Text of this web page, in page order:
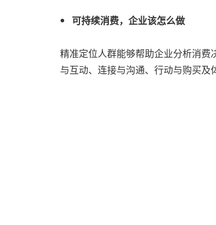
可持续消费，企业该怎么做
精准定位人群能够帮助企业分析消
与互动、连接与沟通、行动与购买